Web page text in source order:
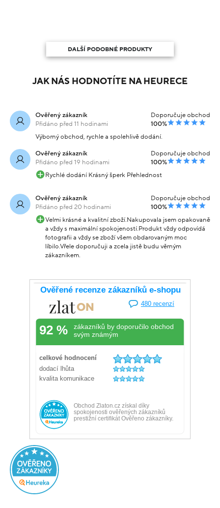
DALŠÍ PODOBNÉ PRODUKTY
JAK NÁS HODNOTÍTE NA HEURECE
Ověřený zákazník
Přidáno před 11 hodinami
Doporučuje obchod
100%
Výborný obchod, rychle a spolehlivě dodání.
Ověřený zákazník
Přidáno před 19 hodinami
Doporučuje obchod
100%
Rychlé dodání Krásný šperk Přehlednost
Ověřený zákazník
Přidáno před 20 hodinami
Doporučuje obchod
100%
Velmi krásné a kvalitní zboží.Nakupovala jsem opakovaně
a vždy s maximální spokojeností.Produkt vždy odpovídá
fotografii a vždy se zboží všem obdarovaným moc
líbilo.Vřele doporučuji a zcela jistě budu věrným
zákazníkem.